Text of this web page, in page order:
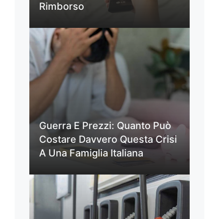
Rimborso
Guerra E Prezzi: Quanto Può
Costare Davvero Questa Crisi
A Una Famiglia Italiana